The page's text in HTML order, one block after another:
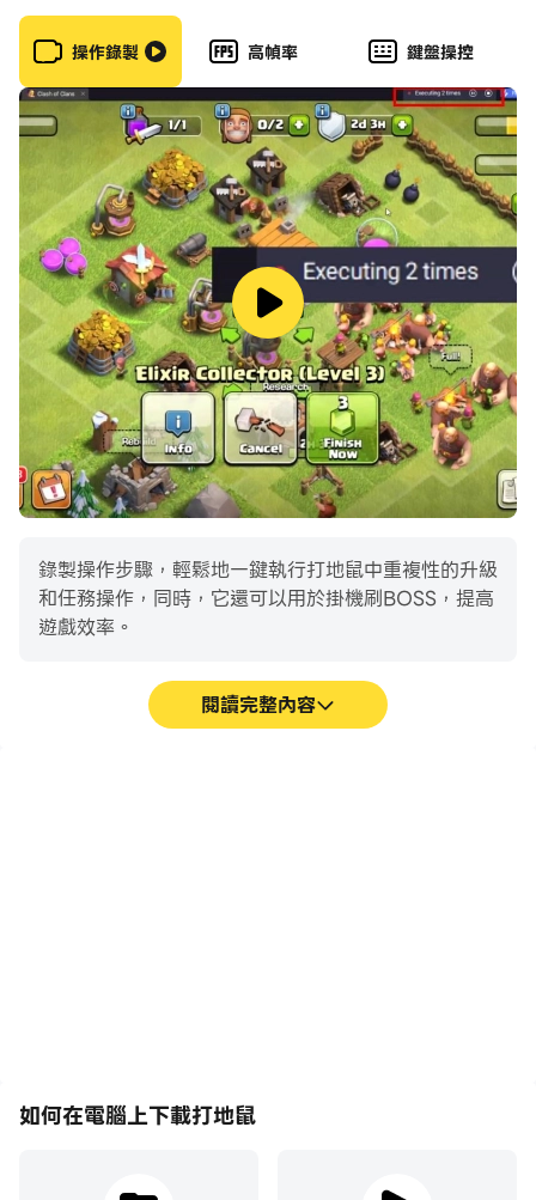
操作錄製 高幀率 鍵盤操控
錄製操作步驟，輕鬆地一鍵執行打地鼠中重複性的升級
和任務操作，同時，它還可以用於掛機刷BOSS，提高
遊戲效率。
閱讀完整內容
如何在電腦上下載打地鼠